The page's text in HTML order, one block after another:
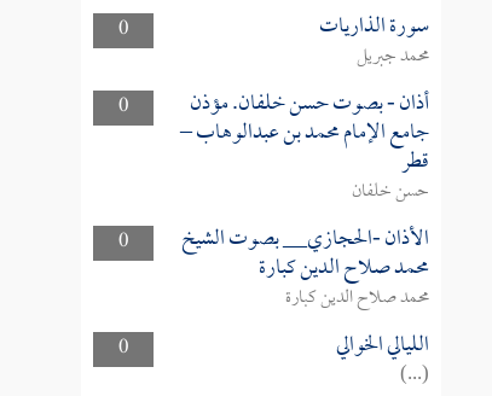
0
سورة الذاريات
محمد جبريل
0
أذان - بصوت حسن خلفان. مؤذن
جامع الإمام محمد بن عبدالوهاب –
قطر
حسن خلفان
0
الأذان -الحجازي__ بصوت الشيخ
محمد صلاح الدين كبارة
محمد صلاح الدين كبارة
0
الليالي الخوالي
(...)